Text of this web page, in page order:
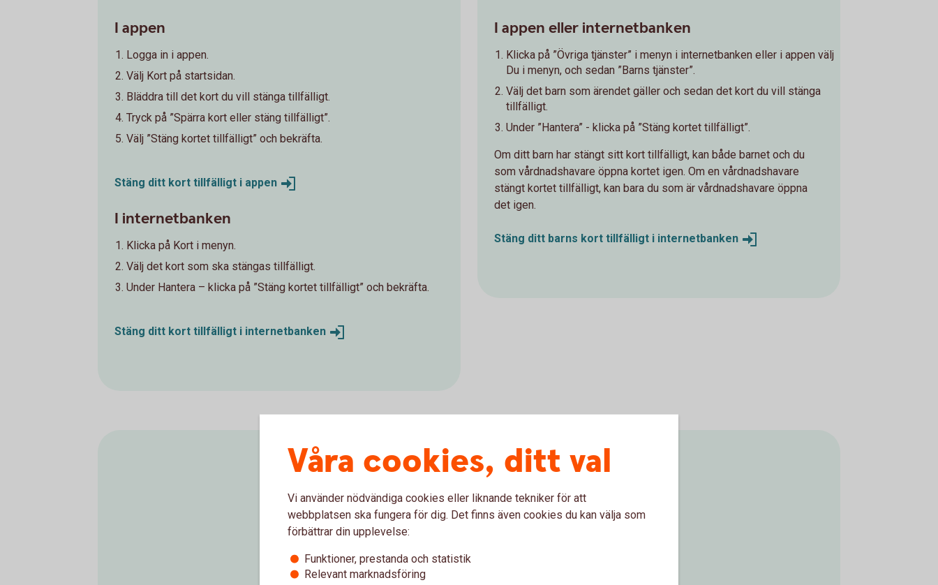
I appen
Logga in i appen.
Välj Kort på startsidan.
Bläddra till det kort du vill stänga tillfälligt.
Tryck på ”Spärra kort eller stäng tillfälligt”.
Välj ”Stäng kortet tillfälligt” och bekräfta.
Stäng ditt kort tillfälligt i appen
I internetbanken
Klicka på Kort i menyn.
Välj det kort som ska stängas tillfälligt.
Under Hantera – klicka på ”Stäng kortet tillfälligt” och bekräfta.
Stäng ditt kort tillfälligt i internetbanken
I appen eller internetbanken
Klicka på ”Övriga tjänster” i menyn i internetbanken eller i appen välj
Du i menyn, och sedan ”Barns tjänster”.
Välj det barn som ärendet gäller och sedan det kort du vill stänga
tillfälligt.
Under ”Hantera” - klicka på ”Stäng kortet tillfälligt”.
Om ditt barn har stängt sitt kort tillfälligt, kan både barnet och du
som vårdnadshavare öppna kortet igen. Om en vårdnadshavare
stängt kortet tillfälligt, kan bara du som är vårdnadshavare öppna
det igen.
Stäng ditt barns kort tillfälligt i internetbanken
Enkelt att
stänga kort
tillfälligt
Våra cookies, ditt val
Vi använder nödvändiga cookies eller liknande tekniker för att
webbplatsen ska fungera för dig. Det finns även cookies du kan välja som
förbättrar din upplevelse:
Funktioner, prestanda och statistik
Relevant marknadsföring